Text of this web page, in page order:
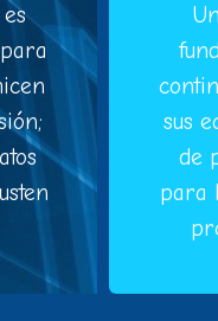
sus
de
para